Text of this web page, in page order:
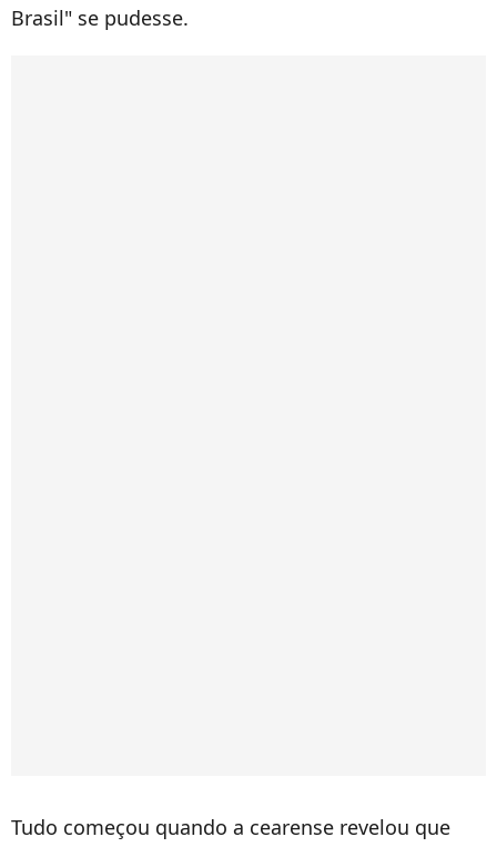
Brasil" se pudesse.
Tudo começou quando a cearense revelou que